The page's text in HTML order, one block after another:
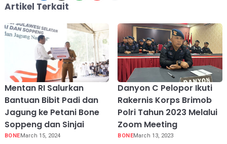
Artikel Terkait
Mentan RI Salurkan
Bantuan Bibit Padi dan
Jagung ke Petani Bone
Soppeng dan Sinjai
BONEMarch 15, 2024
Danyon C Pelopor Ikuti
Rakernis Korps Brimob
Polri Tahun 2023 Melalui
Zoom Meeting
BONEMarch 13, 2023